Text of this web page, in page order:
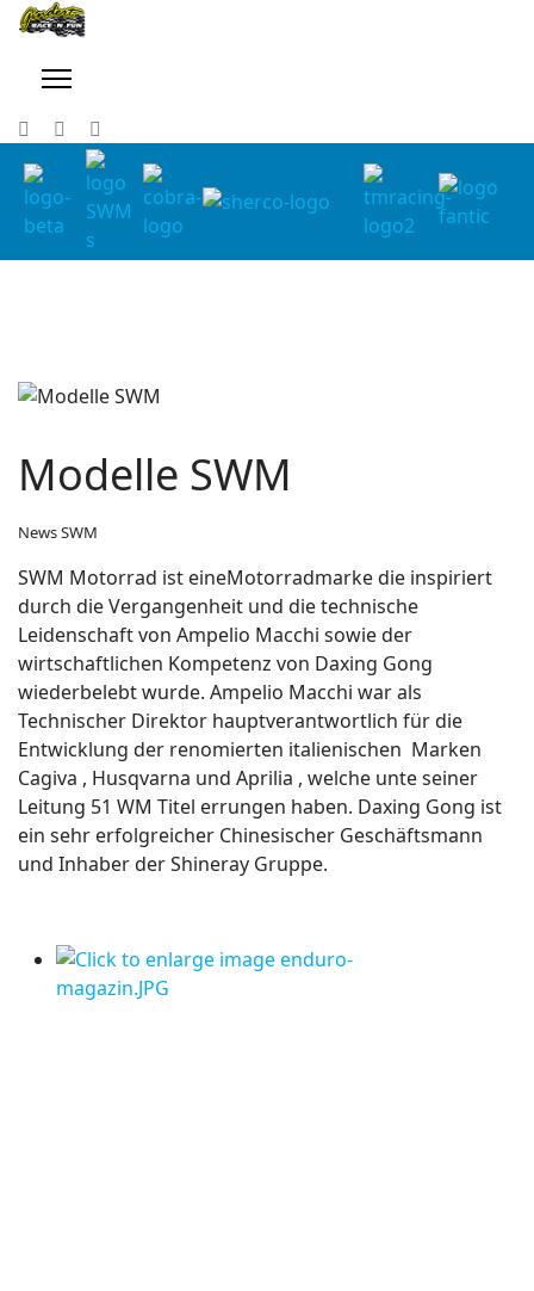
Modelle SWM
News SWM
SWM Motorrad ist eineMotorradmarke die inspiriert
durch die Vergangenheit und die technische
Leidenschaft von Ampelio Macchi sowie der
wirtschaftlichen Kompetenz von Daxing Gong
wiederbelebt wurde. Ampelio Macchi war als
Technischer Direktor hauptverantwortlich für die
Entwicklung der renomierten italienischen Marken
Cagiva , Husqvarna und Aprilia , welche unte seiner
Leitung 51 WM Titel errungen haben. Daxing Gong ist
ein sehr erfolgreicher Chinesischer Geschäftsmann
und Inhaber der Shineray Gruppe.